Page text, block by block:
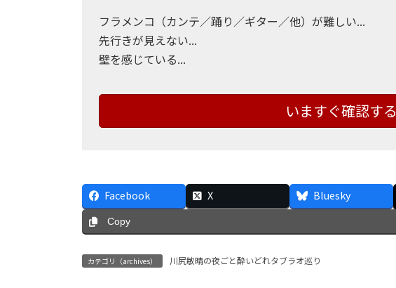
フラメンコ（カンテ／踊り／ギター／他）が難しい...
先行きが見えない...
壁を感じている...
いますぐ確認する
Facebook X Bluesky
Copy
カテゴリ（archives） 川尻敏晴の夜ごと酔いどれタブラオ巡り